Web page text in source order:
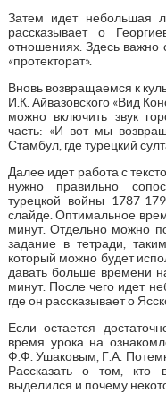
Затем идет небольшая
рассказывает о
отношениях. Здесь важно
«протекторат».
Вновь возвращаемся к
И.К. Айвазовского «Вид
можно включить звук
часть: «И вот мы
Стамбул, где турецкий
Далее идет работа с
нужно правильно
турецкой войны 1787-
слайде. Оптимальное
минут. Отдельно можно
задание в тетради,
который можно будет
давать больше времени
минут. После чего идет
где он рассказывает о
Если остается
время урока на
Ф.Ф. Ушаковым, Г.А.
Рассказать о том, кто
выделился и почему